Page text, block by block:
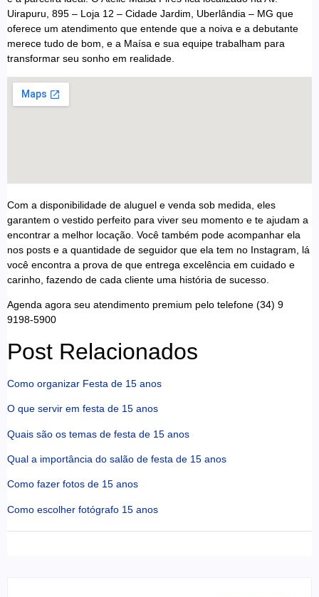
Uirapuru, 895 – Loja 12 – Cidade Jardim, Uberlândia – MG que
oferece um atendimento que entende que a noiva e a debutante
merece tudo de bom, e a Maísa e sua equipe trabalham para
transformar seu sonho em realidade.
Com a disponibilidade de aluguel e venda sob medida, eles
garantem o vestido perfeito para viver seu momento e te ajudam a
encontrar a melhor locação. Você também pode acompanhar ela
nos posts e a quantidade de seguidor que ela tem no Instagram, lá
você encontra a prova de que entrega excelência em cuidado e
carinho, fazendo de cada cliente uma história de sucesso.
Agenda agora seu atendimento premium pelo telefone (34) 9
9198-5900
Post Relacionados
Como organizar Festa de 15 anos
O que servir em festa de 15 anos
Quais são os temas de festa de 15 anos
Qual a importância do salão de festa de 15 anos
Como fazer fotos de 15 anos
Como escolher fotógrafo 15 anos